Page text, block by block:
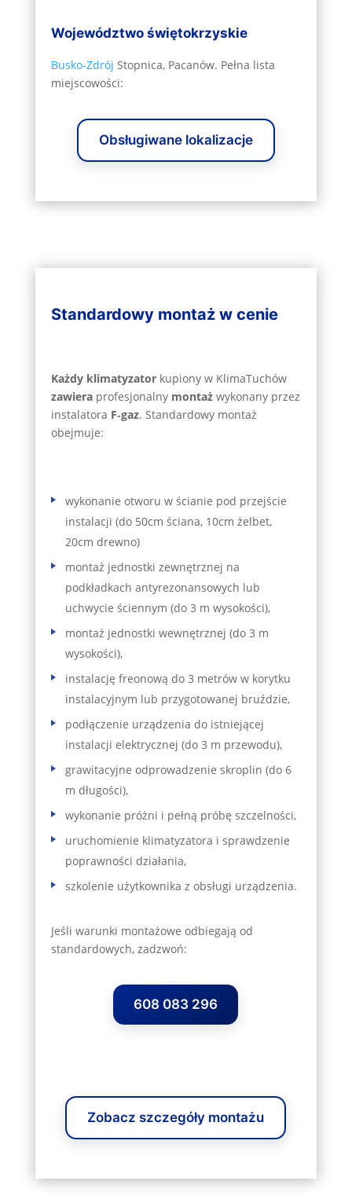
Województwo świętokrzyskie
Busko‑Zdrój Stopnica, Pacanów. Pełna lista
miejscowości:
Obsługiwane lokalizacje
Standardowy montaż w cenie
Każdy klimatyzatorkupiony w KlimaTuchów
zawieraprofesjonalny montażwykonany przez
instalatora F‑gaz. Standardowy montaż
obejmuje:
wykonanie otworu w ścianie pod przejście
instalacji (do 50cm ściana, 10cm żelbet,
20cm drewno)
montaż jednostki zewnętrznej na
podkładkach antyrezonansowych lub
uchwycie ściennym (do 3 m wysokości),
montaż jednostki wewnętrznej (do 3 m
wysokości),
instalację freonową do 3 metrów w korytku
instalacyjnym lub przygotowanej bruździe,
podłączenie urządzenia do istniejącej
instalacji elektrycznej (do 3 m przewodu),
grawitacyjne odprowadzenie skroplin (do 6
m długości),
wykonanie próżni i pełną próbę szczelności,
uruchomienie klimatyzatora i sprawdzenie
poprawności działania,
szkolenie użytkownika z obsługi urządzenia.
Jeśli warunki montażowe odbiegają od
standardowych, zadzwoń:
608 083 296
Zobacz szczegóły montażu